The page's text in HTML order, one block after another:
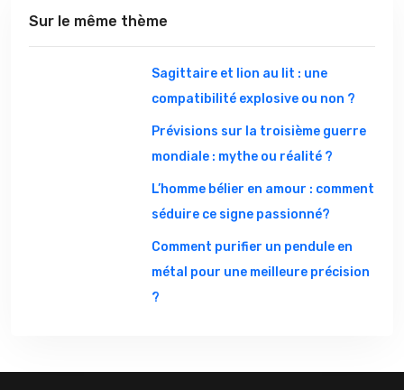
Sur le même thème
Sagittaire et lion au lit : une
compatibilité explosive ou non ?
Prévisions sur la troisième guerre
mondiale : mythe ou réalité ?
L’homme bélier en amour : comment
séduire ce signe passionné?
Comment purifier un pendule en
métal pour une meilleure précision
?